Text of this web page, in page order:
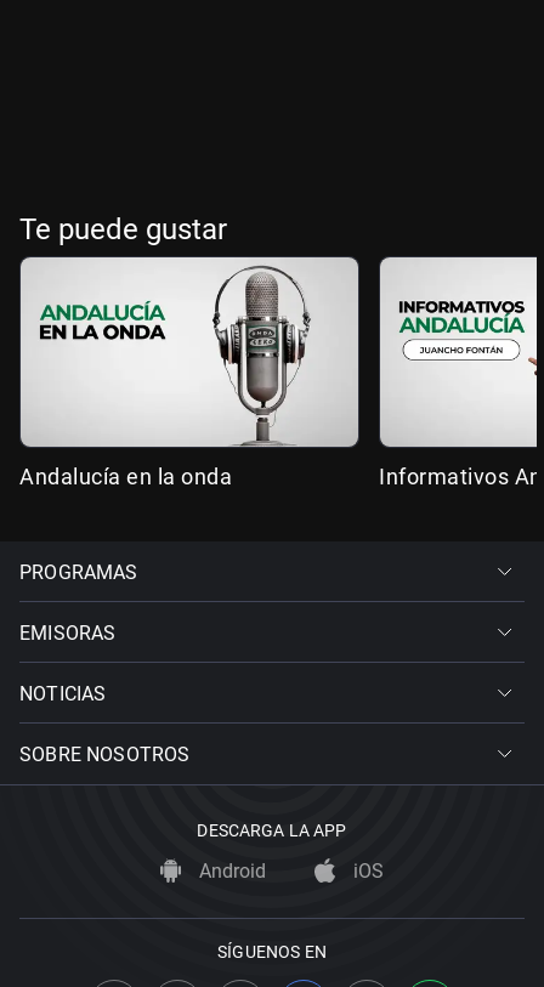
Te puede gustar
Andalucía en la onda Informativos
PROGRAMAS
EMISORAS
NOTICIAS
SOBRE NOSOTROS
DESCARGA LA APP
Android iOS
SÍGUENOS EN